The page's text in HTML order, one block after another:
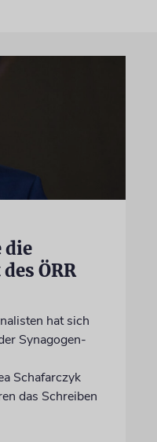
die
ÖRR
hat sich
Synagogen-
Schafarczyk
das Schreiben